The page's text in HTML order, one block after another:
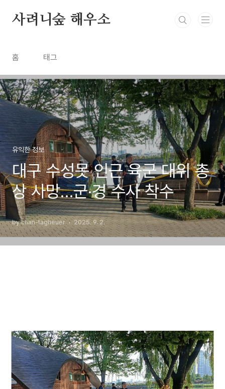
사려니숲 해우소
홈 태그
유익한 정보
대구 수성못 인근 육군 대위 총
상 사망…군·경 수사 착수
by chan-tagheuer 2025. 9. 2.